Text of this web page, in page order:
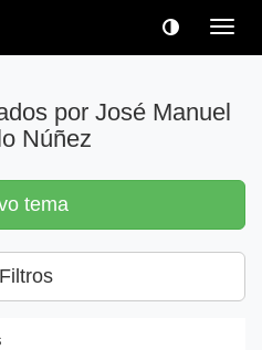
por José Manuel
Núñez
tema
Filtros